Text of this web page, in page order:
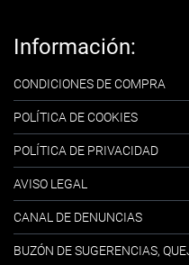
Información:
CONDICIONES DE COMPRA
POLÍTICA DE COOKIES
POLÍTICA DE PRIVACIDAD
AVISO LEGAL
CANAL DE DENUNCIAS
BUZÓN DE SUGERENCIAS,